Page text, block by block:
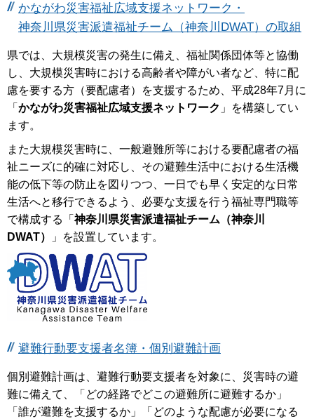
かながわ災害福祉広域支援ネットワーク・
神奈川県災害派遣福祉チーム（神奈川DWAT）の取組
県では、大規模災害の発生に備え、福祉関係団体等と協働
し、大規模災害時における高齢者や障がい者など、特に配
慮を要する方（要配慮者）を支援するため、平成28年7月に
「 かながわ災害福祉広域支援ネットワーク 」を構築してい
ます。
また大規模災害時に、一般避難所等における要配慮者の福
祉ニーズに的確に対応し、その避難生活中における生活機
能の低下等の防止を図りつつ、一日でも早く安定的な日常
生活へと移行できるよう、必要な支援を行う福祉専門職等
で構成する「神奈川県災害派遣福祉チーム（神奈川
DWAT）
」を設置しています。
避難行動要支援者名簿・個別避難計画
個別避難計画は、避難行動要支援者を対象に、災害時の避
難に備えて、「どの経路でどこの避難所に避難するか」
「誰が避難を支援するか」「どのような配慮が必要になる